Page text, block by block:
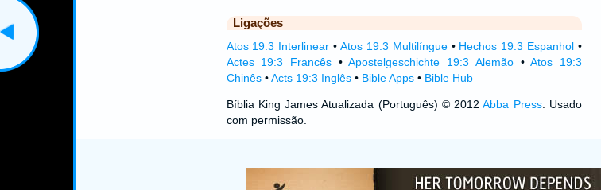
Ligações
Atos 19:3 Interlinear • Atos 19:3 Multilíngue• Hechos 19:3 Espanhol •
Actes 19:3 Francês•Apostelgeschichte 19:3 Alemão•Atos 19:3
Chinês•Acts 19:3 Inglês• Bible Apps• Bible Hub
Bíblia King James Atualizada (Português) © 2012Abba Press. Usado
com permissão.